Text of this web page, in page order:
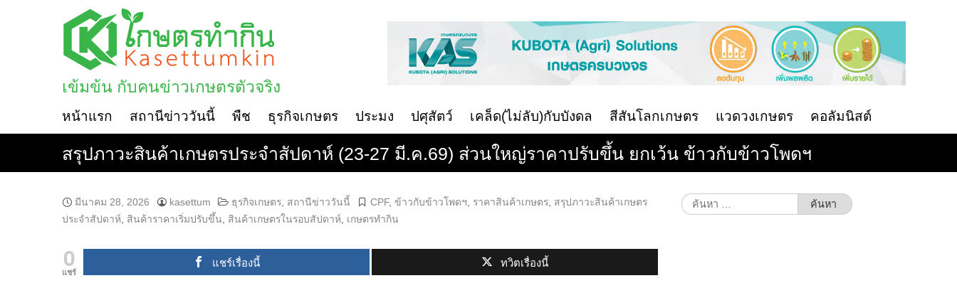
เข้มข้น กับคนข่าวเกษตรตัวจริง
หน้าแรก สถานีข่าววันนี้ พืช ธุรกิจเกษตร ประมง ปศุสัตว์ เคล็ด(ไม่ลับ)กับบังดล สีสันโลกเกษตร แวดวงเกษตร คอลัมนิสต์
สรุปภาวะสินค้าเกษตรประจำสัปดาห์ (23-27 มี.ค.69) ส่วนใหญ่ราคาปรับขึ้น ยกเว้น ข้าวกับข้าวโพดฯ
มีนาคม 28, 2026 kasettum ธุรกิจเกษตร สถานีข่าววันนี้ CPF, ข้าวกับข้าวโพดฯ ราคาสินค้าเกษตร สรุปภาวะสินค้าเกษตร
ประจำสัปดาห์
สินค้าราคาเริ่มปรับขึ้น สินค้าเกษตรในรอบสัปดาห์ เกษตรทำกิน
0
แชร์
แชร์เรื่องนี้ ทวิตเรื่องนี้
ค้นหา
สำหรับ: